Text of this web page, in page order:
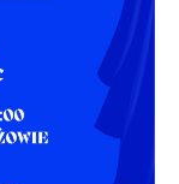
nasze
mediów